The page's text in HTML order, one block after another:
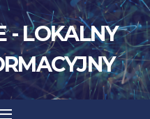
- LOKALNY